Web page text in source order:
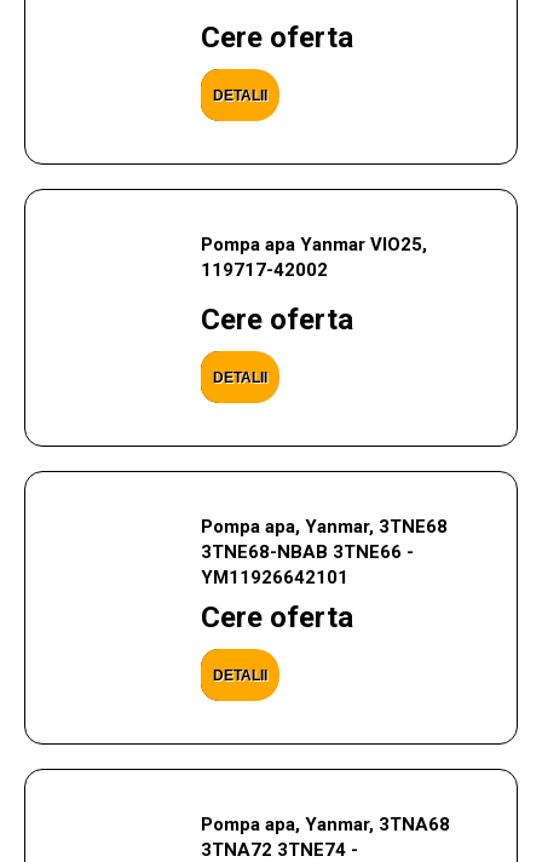
Cere oferta
DETALII
Pompa apa Yanmar VIO25,
119717-42002
Cere oferta
DETALII
Pompa apa, Yanmar, 3TNE68
3TNE68-NBAB 3TNE66 -
YM11926642101
Cere oferta
DETALII
Pompa apa, Yanmar, 3TNA68
3TNA72 3TNE74 -